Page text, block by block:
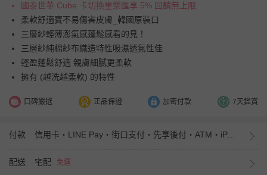
國泰世華 Cube 卡切換童樂匯享 5% 回饋無上限
柔軟舒適寶不易傷害皮膚_韓國原裝口
三層紗輕薄澎氣感蓬鬆感看的見！
三層紗純棉紗布織造特性吸濕透氣性佳
輕盈蓬鬆舒適 親膚細膩更柔軟
擁有 (越洗越柔軟) 的特性
口碑嚴選 正品保證 加密付款 7天鑑賞
付款 信用卡・LINE Pay・街口支付・先享後付・ATM・iPASS MONEY
配送 宅配 免運